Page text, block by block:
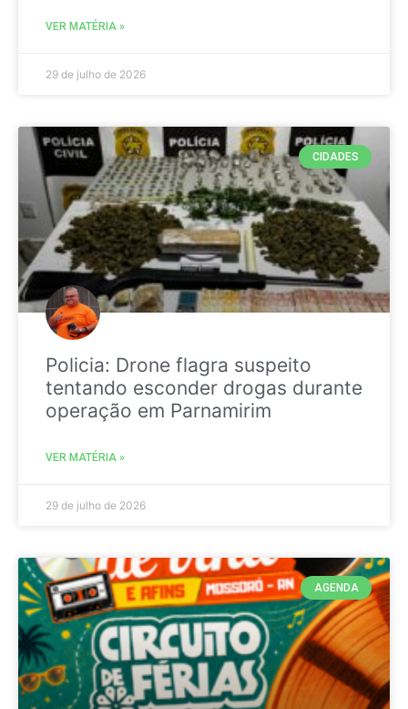
VER MATÉRIA »
29 de julho de 2026
CIDADES
Policia: Drone flagra suspeito
tentando esconder drogas durante
operação em Parnamirim
VER MATÉRIA »
29 de julho de 2026
AGENDA